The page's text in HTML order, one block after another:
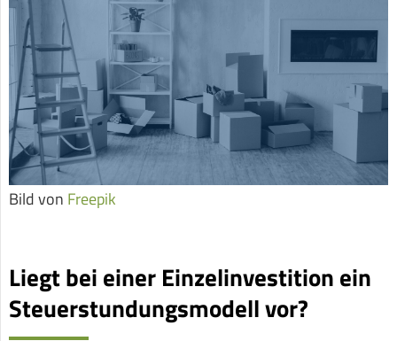
Bild von Freepik
Liegt bei einer Einzelinvestition ein
Steuerstundungsmodell vor?